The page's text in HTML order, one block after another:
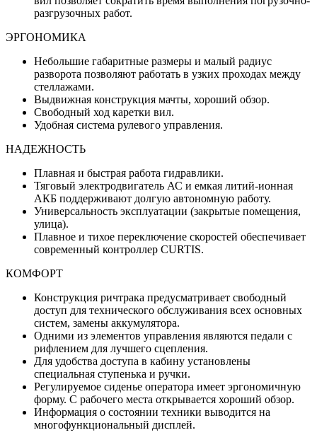
разгрузочных работ.
ЭРГОНОМИКА
Небольшие габаритные размеры и малый радиус
разворота позволяют работать в узких проходах между
стеллажами.
Выдвижная конструкция мачты, хороший обзор.
Свободный ход каретки вил.
Удобная система рулевого управления.
НАДЕЖНОСТЬ
Плавная и быстрая работа гидравлики.
Тяговый электродвигатель АС и емкая литий-ионная
АКБ поддерживают долгую автономную работу.
Универсальность эксплуатации (закрытые помещения,
улица).
Плавное и тихое переключение скоростей обеспечивает
современный контроллер CURTIS.
КОМФОРТ
Конструкция ричтрака предусматривает свободный
доступ для технического обслуживания всех основных
систем, замены аккумулятора.
Одними из элементов управления являются педали с
рифлением для лучшего сцепления.
Для удобства доступа в кабину установлены
специальная ступенька и ручки.
Регулируемое сиденье оператора имеет эргономичную
форму. С рабочего места открывается хороший обзор.
Информация о состоянии техники выводится на
многофункциональный дисплей.